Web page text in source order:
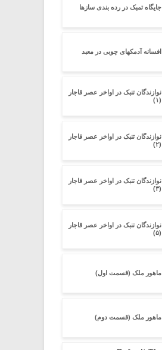
جایگاه تمبک در رده بندی سازها
افسانه آدمکهای چوبی در معبد
نوازندگان تنبک در اواخر عصر قاجار
(۱)
نوازندگان تنبک در اواخر عصر قاجار
(۲)
نوازندگان تنبک در اواخر عصر قاجار
(۳)
نوازندگان تنبک در اواخر عصر قاجار
(۵)
ماهور ملک (قسمت اول)
ماهور ملک (قسمت دوم)